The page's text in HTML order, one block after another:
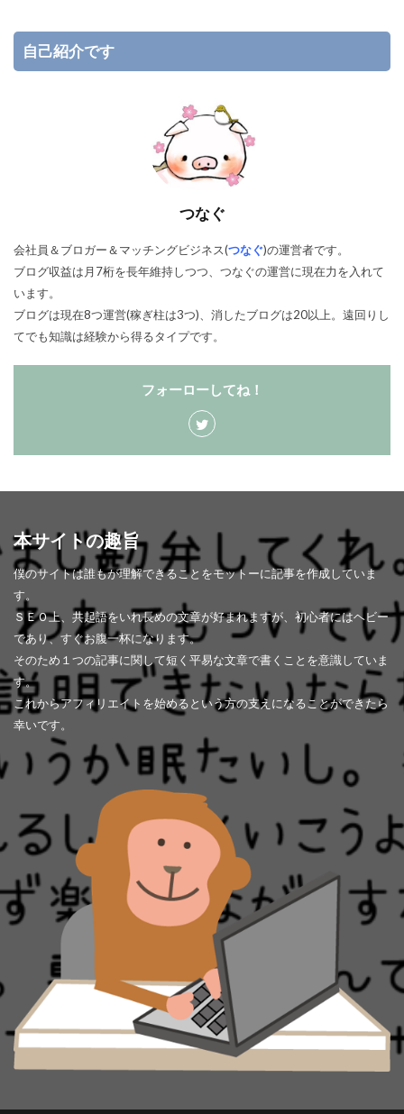
自己紹介です
つなぐ
会社員＆ブロガー＆マッチングビジネス(つなぐ)の運営者です。
ブログ収益は月7桁を長年維持しつつ、つなぐの運営に現在力を入れて
います。
ブログは現在8つ運営(稼ぎ柱は3つ)、消したブログは20以上。遠回りし
てでも知識は経験から得るタイプです。
フォーローしてね！
本サイトの趣旨
僕のサイトは誰もが理解できることをモットーに記事を作成していま
す。
ＳＥＯ上、共起語をいれ長めの文章が好まれますが、初心者にはヘビー
であり、すぐお腹一杯になります。
そのため１つの記事に関して短く平易な文章で書くことを意識していま
す。
これからアフィリエイトを始めるという方の支えになることができたら
幸いです。